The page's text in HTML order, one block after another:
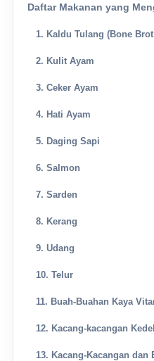
Daftar Makanan yang
1. Kaldu Tulang (Bone
2. Kulit Ayam
3. Ceker Ayam
4. Hati Ayam
5. Daging Sapi
6. Salmon
7. Sarden
8. Kerang
9. Udang
10. Telur
11. Buah-Buahan Kaya
12. Kacang-kacangan
13. Kacang-Kacangan dan